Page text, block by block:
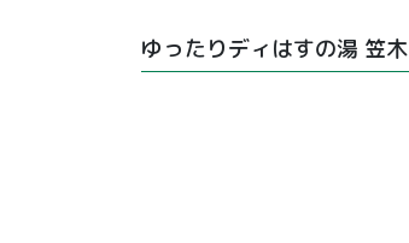
ゆったりディはすの湯 笠木